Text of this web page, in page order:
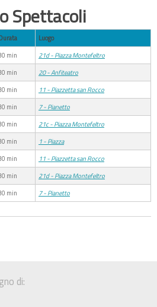
Spettacoli
Luogo
min
21d - Piazza Montefeltro
min
20 - Anfiteatro
min
11 - Piazzetta san Rocco
min
7 - Pianetto
min
21c - Piazza Montefeltro
min
1 - Piazza
min
11 - Piazzetta san Rocco
min
21d - Piazza Montefeltro
min 7 - Pianetto
di: